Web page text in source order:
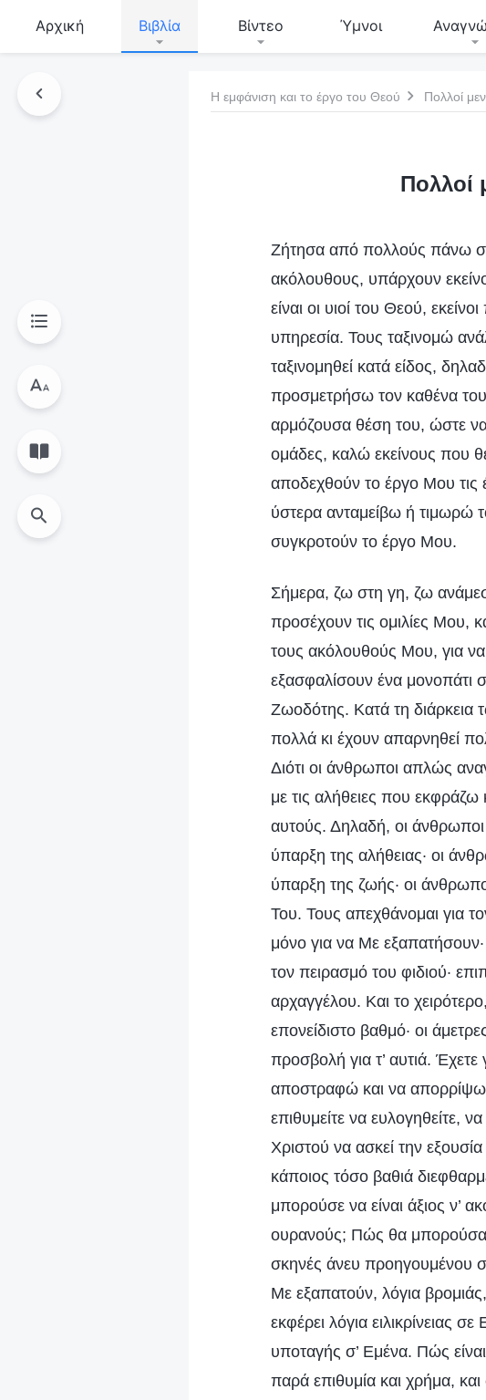
Αρχική Βιβλία Βίντεο Ύμνοι
Η εμφάνιση και το έργο του Θεού Πολλοί μεν
Πολλοί
Ζήτησα από πολλούς πάνω
ακόλουθους, υπάρχουν
είναι οι υιοί του Θεού,
υπηρεσία. Τους ταξινομώ
ταξινομηθεί κατά είδος,
προσμετρήσω τον καθένα
αρμόζουσα θέση του, ώστε
ομάδες, καλώ εκείνους που
αποδεχθούν το έργο Μου τις
ύστερα ανταμείβω ή τιμωρώ
συγκροτούν το έργο Μου.
Σήμερα, ζω στη γη, ζω
προσέχουν τις ομιλίες Μου,
τους ακόλουθούς Μου, για
εξασφαλίσουν ένα μονοπάτι
Ζωοδότης. Κατά τη
πολλά κι έχουν απαρνηθεί
Διότι οι άνθρωποι απλώς
με τις αλήθειες που
αυτούς. Δηλαδή, οι
ύπαρξη της αλήθειας· οι
ύπαρξη της ζωής· οι
Του. Τους απεχθάνομαι για
μόνο για να Με
τον πειρασμό του φιδιού·
αρχαγγέλου. Και το
επονείδιστο βαθμό· οι
προσβολή για τ’ αυτιά. Έχετε
αποστραφώ και να απορρίψω.
επιθυμείτε να ευλογηθείτε,
Χριστού να ασκεί την
κάποιος τόσο βαθιά
μπορούσε να είναι άξιος ν’
ουρανούς; Πώς θα μπορούσατε
σκηνές άνευ προηγουμένου
Με εξαπατούν, λόγια
εκφέρει λόγια ειλικρίνειας
υποταγής σ’ Εμένα. Πώς
παρά επιθυμία και χρήμα,